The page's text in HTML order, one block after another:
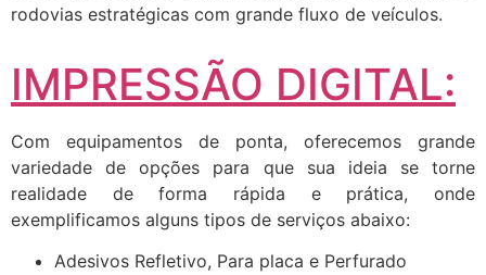
rodovias estratégicas com grande fluxo de veículos.
IMPRESSÃO DIGITAL:
Com equipamentos de ponta, oferecemos grande
variedade de opções para que sua ideia se torne
realidade de forma rápida e prática, onde
exemplificamos alguns tipos de serviços abaixo:
Adesivos Refletivo, Para placa e Perfurado